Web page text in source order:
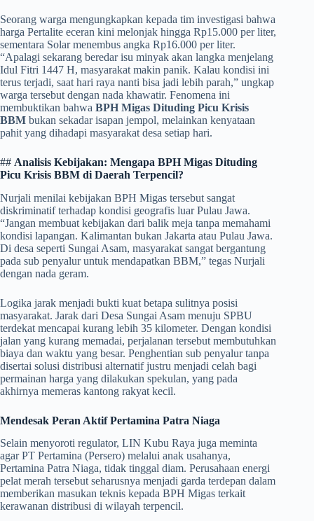
​Seorang warga mengungkapkan kepada tim investigasi bahwa
harga Pertalite eceran kini melonjak hingga Rp15.000 per liter,
sementara Solar menembus angka Rp16.000 per liter.
“Apalagi sekarang beredar isu minyak akan langka menjelang
Idul Fitri 1447 H, masyarakat makin panik. Kalau kondisi ini
terus terjadi, saat hari raya nanti bisa jadi lebih parah,” ungkap
warga tersebut dengan nada khawatir. Fenomena ini
membuktikan bahwa BPH Migas Dituding Picu Krisis
BBM bukan sekadar isapan jempol, melainkan kenyataan
pahit yang dihadapi masyarakat desa setiap hari.
​## Analisis Kebijakan: Mengapa BPH Migas Dituding
Picu Krisis BBM di Daerah Terpencil?
​Nurjali menilai kebijakan BPH Migas tersebut sangat
diskriminatif terhadap kondisi geografis luar Pulau Jawa.
“Jangan membuat kebijakan dari balik meja tanpa memahami
kondisi lapangan. Kalimantan bukan Jakarta atau Pulau Jawa.
Di desa seperti Sungai Asam, masyarakat sangat bergantung
pada sub penyalur untuk mendapatkan BBM,” tegas Nurjali
dengan nada geram.
​Logika jarak menjadi bukti kuat betapa sulitnya posisi
masyarakat. Jarak dari Desa Sungai Asam menuju SPBU
terdekat mencapai kurang lebih 35 kilometer. Dengan kondisi
jalan yang kurang memadai, perjalanan tersebut membutuhkan
biaya dan waktu yang besar. Penghentian sub penyalur tanpa
disertai solusi distribusi alternatif justru menjadi celah bagi
permainan harga yang dilakukan spekulan, yang pada
akhirnya memeras kantong rakyat kecil.
Mendesak Peran Aktif Pertamina Patra Niaga
​Selain menyoroti regulator, LIN Kubu Raya juga meminta
agar PT Pertamina (Persero) melalui anak usahanya,
Pertamina Patra Niaga, tidak tinggal diam. Perusahaan energi
pelat merah tersebut seharusnya menjadi garda terdepan dalam
memberikan masukan teknis kepada BPH Migas terkait
kerawanan distribusi di wilayah terpencil.